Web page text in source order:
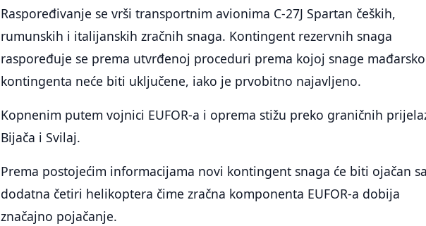
Raspoređivanje se vrši transportnim avionima C-27J Spartan čeških,
rumunskih i italijanskih zračnih snaga. Kontingent rezervnih snaga
raspoređuje se prema utvrđenoj proceduri prema kojoj snage
kontingenta neće biti uključene, iako je prvobitno najavljeno.
Kopnenim putem vojnici EUFOR-a i oprema stižu preko graničnih
Bijača i Svilaj.
Prema postojećim informacijama novi kontingent snaga će biti ojačan sa
dodatna četiri helikoptera čime zračna komponenta EUFOR-a dobija
značajno pojačanje.